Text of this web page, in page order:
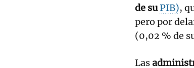
de suPIB),
pero por
(0,02 % de
Las